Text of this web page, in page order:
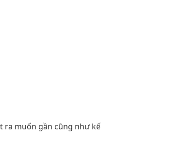
ra muốn gần cũng như kế